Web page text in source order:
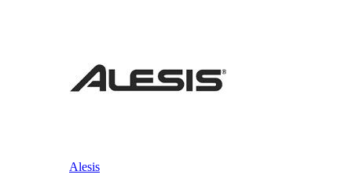
Alesis